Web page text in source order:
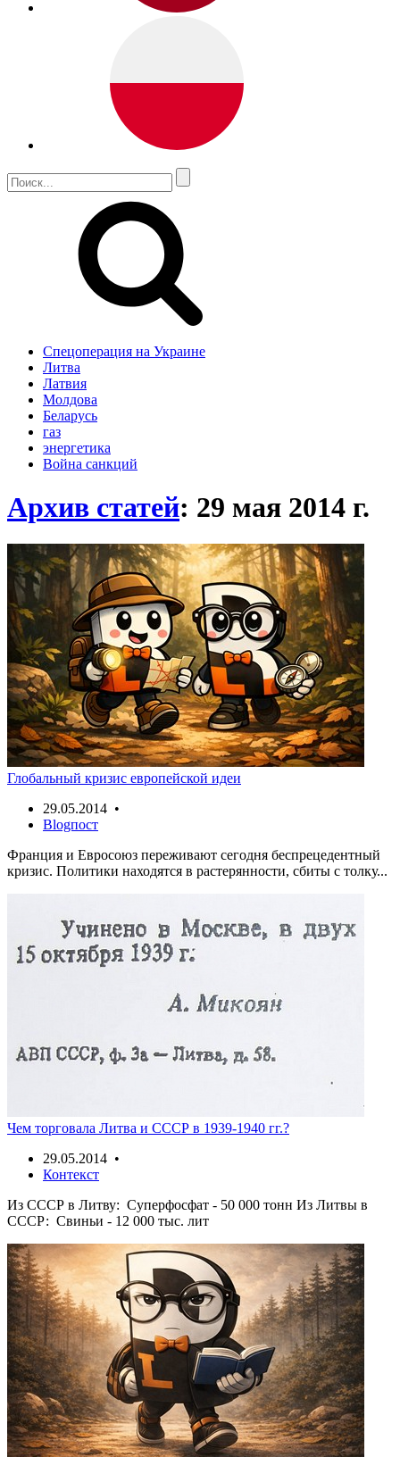
Спецоперация на Украине
Литва
Латвия
Молдова
Беларусь
газ
энергетика
Война санкций
Архив статей: 29 мая 2014 г.
Глобальный кризис европейской идеи
29.05.2014 •
Blogпост
Франция и Евросоюз переживают сегодня беспрецедентный
кризис. Политики находятся в растерянности, сбиты с толку...
Чем торговала Литва и СССР в 1939-1940 гг.?
29.05.2014 •
Контекст
Из СССР в Литву: Суперфосфат - 50 000 тонн Из Литвы в
СССР: Свиньи - 12 000 тыс. лит